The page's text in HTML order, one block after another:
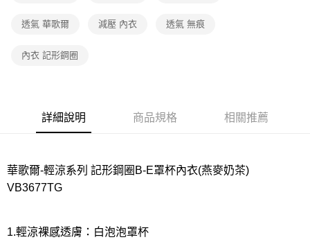
每筆NT$80，滿NT$1,000(含以上)免運費
離島
每筆NT$80，滿NT$1,000(含以上)免運費
透氣 華歌爾 減壓 內衣 透氣 無痕
內衣 記形鋼圈
詳細說明 商品規格 相關推薦
華歌爾-輕涼系列 記形鋼圈B-E罩杯內衣(燕麥奶茶)
VB3677TG
1.輕涼裸感透膚：白泡泡罩杯